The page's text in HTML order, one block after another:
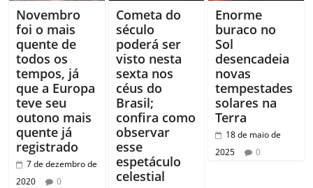
Novembro
foi o mais
quente de
todos os
tempos, já
que a Europa
teve seu
outono mais
quente já
registrado
7 de dezembro de
2020
0
Cometa do
século
poderá ser
visto nesta
sexta nos
céus do
Brasil;
confira como
observar
esse
espetáculo
celestial
Enorme
buraco no
Sol
desencadeia
novas
tempestades
solares na
Terra
18 de maio de
2025
0